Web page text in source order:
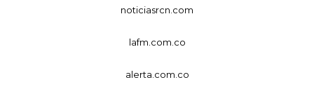
noticiasrcn.com
lafm.com.co
alerta.com.co